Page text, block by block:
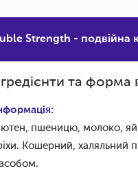
Strength - подвійна
та форма
пшеницю, молоко,
Кошерний, халяльний